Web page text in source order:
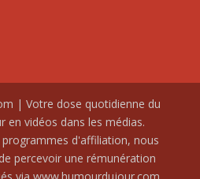
| Votre dose quotidienne du
en vidéos dans les médias.
d'affiliation, nous
percevoir une rémunération